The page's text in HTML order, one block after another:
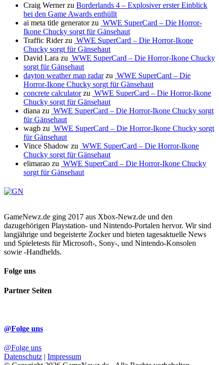
Craig Wernerzu Borderlands 4 – Explosiver erster Einblick
bei den Game Awards enthüllt
ai meta title generatorzu WWE SuperCard – Die Horror-
Ikone Chucky sorgt für Gänsehaut
Traffic Riderzu WWE SuperCard – Die Horror-Ikone
Chucky sorgt für Gänsehaut
David Lara zu WWE SuperCard – Die Horror-Ikone Chucky
sorgt für Gänsehaut
dayton weather map radarzu WWE SuperCard – Die
Horror-Ikone Chucky sorgt für Gänsehaut
concrete calculatorzu WWE SuperCard – Die Horror-Ikone
Chucky sorgt für Gänsehaut
diana zu WWE SuperCard – Die Horror-Ikone Chucky sorgt
für Gänsehaut
wagb zu WWE SuperCard – Die Horror-Ikone Chucky sorgt
für Gänsehaut
Vince Shadow zu WWE SuperCard – Die Horror-Ikone
Chucky sorgt für Gänsehaut
elimarao zu WWE SuperCard – Die Horror-Ikone Chucky
sorgt für Gänsehaut
GameNewz.de ging 2017 aus Xbox-Newz.de und den
dazugehörigen Playstation- und Nintendo-Portalen hervor. Wir sind
langjährige und begeisterte Zocker und bieten tagesaktuelle News
und Spieletests für Microsoft-, Sony-, und Nintendo-Konsolen
sowie -Handhelds.
Folge uns
Partner Seiten
@Folge uns
@Folge uns
Datenschutz | Impressum